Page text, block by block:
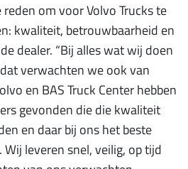
om voor Volvo Trucks te
kwaliteit, betrouwbaarheid en
dealer. “Bij alles wat wij doen
verwachten we ook van
en BAS Truck Center hebben
gevonden die die kwaliteit
en daar bij ons het beste
leveren snel, veilig, op tijd